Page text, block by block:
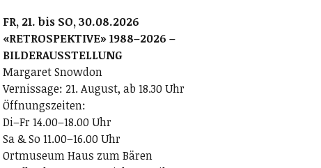
FR, 21. bis SO, 30.08.2026
«RETROSPEKTIVE» 1988–2026 –
BILDERAUSSTELLUNG
Margaret Snowdon
Vernissage: 21. August, ab 18.30 Uhr
Öffnungszeiten:
Di–Fr 14.00–18.00 Uhr
Sa & So 11.00–16.00 Uhr
Ortmuseum Haus zum Bären